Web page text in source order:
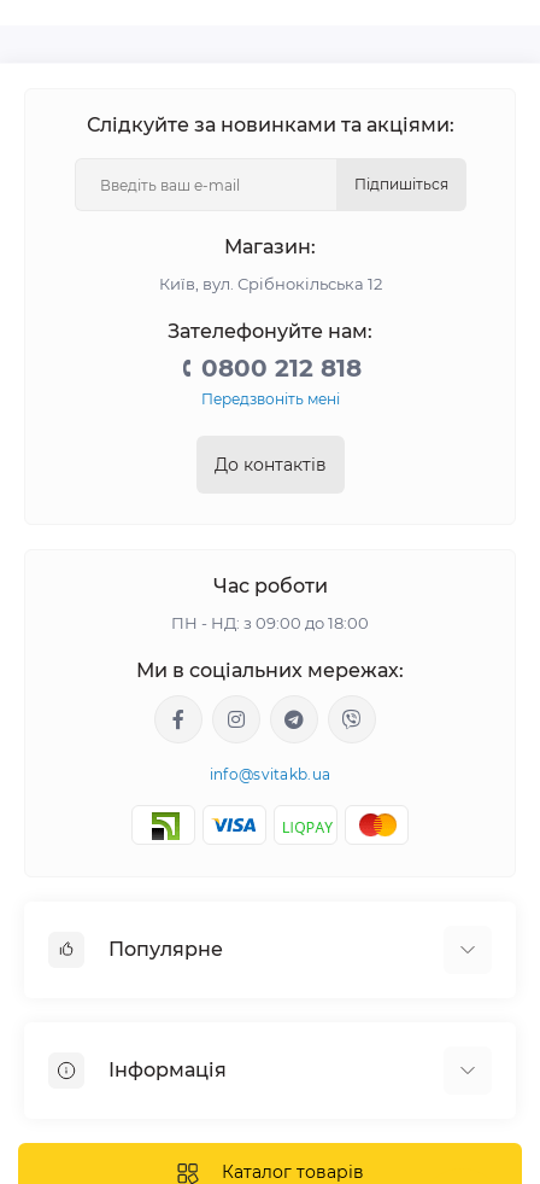
Слідкуйте за новинками та акціями:
Підпишіться
Магазин:
Київ, вул. Срібнокільська 12
Зателефонуйте нам:
0800 212 818
Передзвоніть мені
До контактів
Час роботи
ПН - НД: з 09:00 до 18:00
Ми в соціальних мережах:
info@svitakb.ua
Популярне
Системи зберігання енергії
Інвертори
Інформація
Відгуки про нас
Каталог товарів